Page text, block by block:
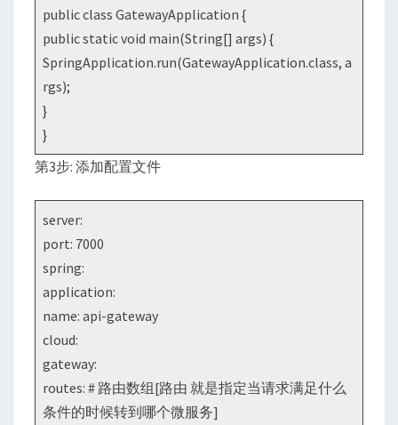
public class GatewayApplication {
public static void main(String[] args) {
SpringApplication.run(GatewayApplication.class, a
rgs);
}
}
第3步: 添加配置文件
server:
port: 7000
spring:
application:
name: api-gateway
cloud:
gateway:
routes: # 路由数组[路由 就是指定当请求满足什么
条件的时候转到哪个微服务]